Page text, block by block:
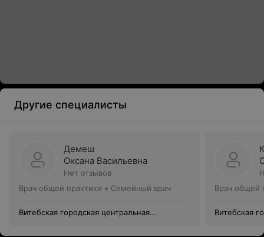
Другие специалисты
Демеш
Оксана Васильевна
Нет отзывов
Врач общей практики • Семейный врач
Витебская городская центральная
Врач общей
Витебская